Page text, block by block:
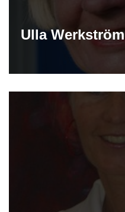
Ulla Werkström